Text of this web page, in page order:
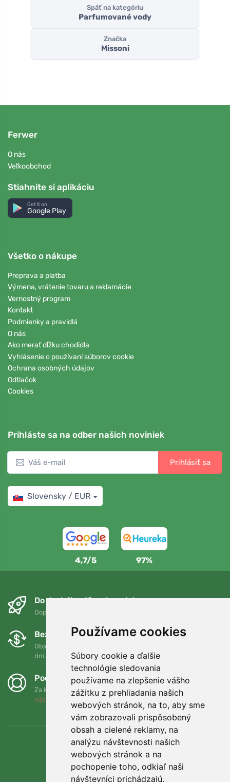
Používame cookies
Súbory cookie a ďalšie
technológie sledovania
používame na zlepšenie vášho
zážitku z prehliadania našich
webových stránok, na to, aby sme
vám zobrazovali prispôsobený
obsah a cielené reklamy, na
analýzu návštevnosti našich
webových stránok a na
pochopenie toho, odkiaľ naši
návštevníci prichádzajú.
Späť na kategóriu
Parfumované vody
Značka
Missoni
Ferwer
O nás
Veľkoobchod
Stiahnite si aplikáciu
Get it on
Google Play
Všetko o nákupe
Preprava a platba
Výmena, vrátenie tovaru a reklamácie
Vernostný program
Kontakt
Podmienky a pravidlá
O nás
Ako merať dĺžku chodidla
Vyhlásenie o používaní súborov cookie
Ochrana osobných údajov
Odtlačok
Cookies
Prihláste sa na odber našich noviniek
Prihlásiť sa
Slovensky / EUR
4,7/5 97%
Do druhého dňa a bezplatne
Doprava zadarmo pri objednávkach nad 75 EUR
Bezplatná výmena a vrátenie tovaru
Objednávku môžete kedykoľvek vrátiť alebo vymeniť do 90
dní.
Podporujeme Trees.org
Za každú objednávku zasadíme strom! Prečítajte si viac
nás